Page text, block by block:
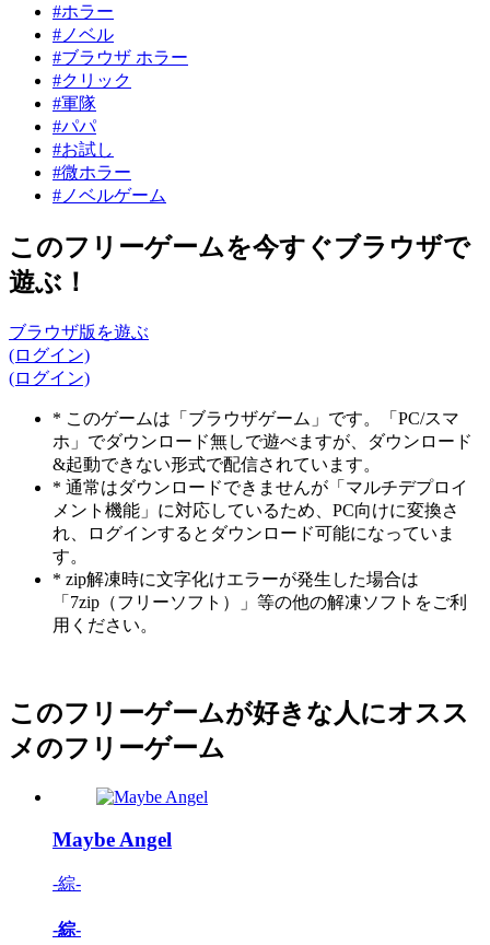
#ホラー
#ノベル
#ブラウザ ホラー
#クリック
#軍隊
#パパ
#お試し
#微ホラー
#ノベルゲーム
このフリーゲームを今すぐブラウザで
遊ぶ！
ブラウザ版を遊ぶ
(ログイン)
(ログイン)
* このゲームは「ブラウザゲーム」です。「PC/スマ
ホ」でダウンロード無しで遊べますが、ダウンロード
&起動できない形式で配信されています。
* 通常はダウンロードできませんが「マルチデプロイ
メント機能」に対応しているため、PC向けに変換さ
れ、ログインするとダウンロード可能になっていま
す。
* zip解凍時に文字化けエラーが発生した場合は
「7zip（フリーソフト）」等の他の解凍ソフトをご利
用ください。
このフリーゲームが好きな人にオスス
メのフリーゲーム
Maybe Angel
-綜-
-綜-